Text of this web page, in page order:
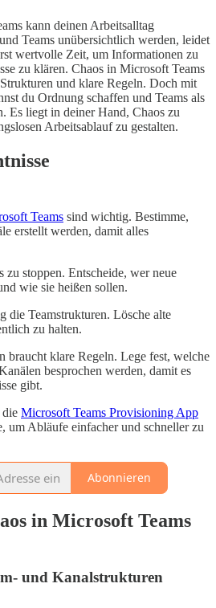
kann deinen Arbeitsalltag
Teams unübersichtlich werden, leidet
wertvolle Zeit, um Informationen zu
zu klären. Chaos in Microsoft Teams
und klare Regeln. Doch mit
du Ordnung schaffen und Teams als
Es liegt in deiner Hand, Chaos zu
Arbeitsablauf zu gestalten.
Teams sind wichtig. Bestimme,
erstellt werden, damit alles
zu stoppen. Entscheide, wer neue
wie sie heißen sollen.
die Teamstrukturen. Lösche alte
zu halten.
braucht klare Regeln. Lege fest, welche
besprochen werden, damit es
gibt.
Microsoft Teams Provisioning App
um Abläufe einfacher und schneller zu
Abonnieren
in Microsoft Teams
und Kanalstrukturen